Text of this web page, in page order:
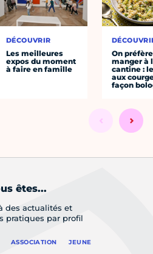
DÉCOUVRIR
Les meilleures
expos du moment
à faire en famille
On préfère
manger à
cantine :
aux
façon
êtes...
des actualités et
pratiques par profil
ASSOCIATION JEUNE